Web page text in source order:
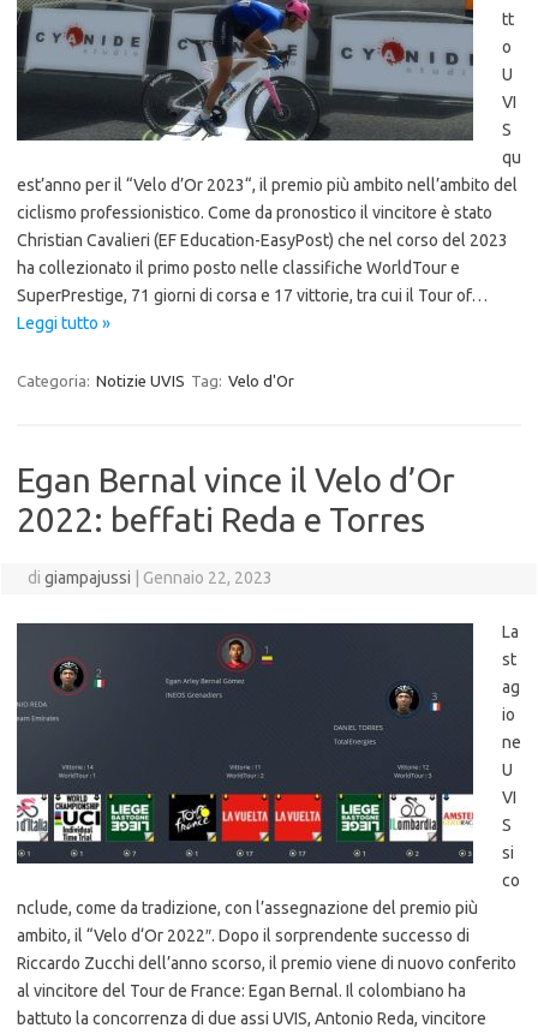
tt
o
U
VI
S
qu
est’anno per il “Velo d’Or 2023“, il premio più ambito nell’ambito del
ciclismo professionistico. Come da pronostico il vincitore è stato
Christian Cavalieri (EF Education-EasyPost) che nel corso del 2023
ha collezionato il primo posto nelle classifiche WorldTour e
SuperPrestige, 71 giorni di corsa e 17 vittorie, tra cui il Tour of…
Leggi tutto »
Categoria: Notizie UVIS Tag: Velo d'Or
Egan Bernal vince il Velo d’Or
2022: beffati Reda e Torres
di giampajussi Gennaio 22, 2023
La
st
ag
io
ne
U
VI
S
si
co
nclude, come da tradizione, con l’assegnazione del premio più
ambito, il “Velo d‘Or 2022″. Dopo il sorprendente successo di
Riccardo Zucchi dell’anno scorso, il premio viene di nuovo conferito
al vincitore del Tour de France: Egan Bernal. Il colombiano ha
battuto la concorrenza di due assi UVIS, Antonio Reda, vincitore